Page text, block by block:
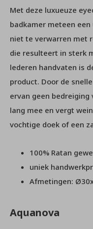
Met deze luxueuze
badkamer meteen
niet te verwarren met
die resulteert in sterk
lederen handvaten is
product. Door de
ervan geen bedreiging
lang mee en vergt
vochtige doek of een
100% Ratan
uniek
Afmetingen:
Aquanova